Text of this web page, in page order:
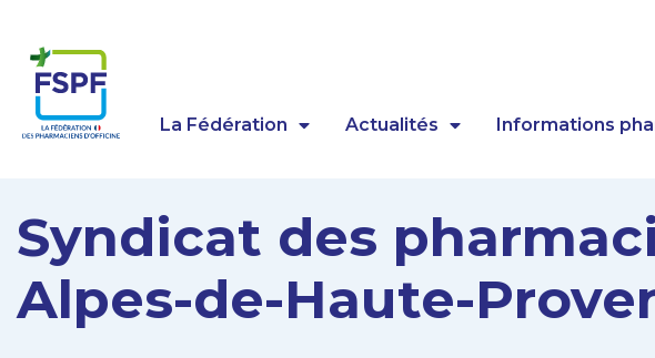
La Fédération Actualités Informations
Syndicat des
Alpes-de-Haute-